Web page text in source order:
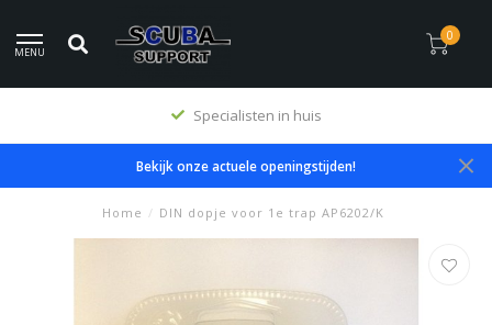
MENU
0
Specialisten in huis
Bekijk onze actuele openingstijden!
Home / DIN dopje voor 1e trap AP6202/K